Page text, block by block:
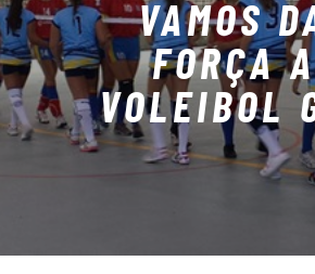
VAMOS
FORÇA
VOLEIBOL